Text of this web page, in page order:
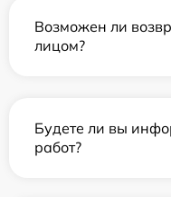
Возможен ли
лицом?
Будете ли вы
работ?